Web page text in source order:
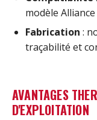
modèle
Fabrication :
traçabilité et
AVANTAGES
D'EXPLOITATION